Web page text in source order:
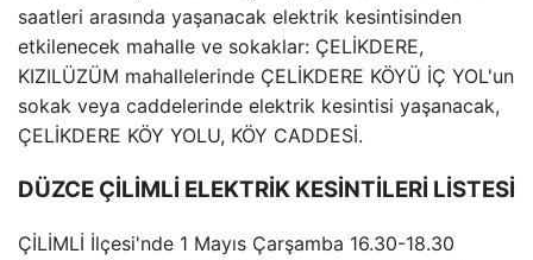
saatleri arasında yaşanacak elektrik kesintisinden
etkilenecek mahalle ve sokaklar: ÇELİKDERE,
KIZILÜZÜM mahallelerinde ÇELİKDERE KÖYÜ İÇ YOL'un
sokak veya caddelerinde elektrik kesintisi yaşanacak,
ÇELİKDERE KÖY YOLU, KÖY CADDESİ.
DÜZCE ÇİLİMLİ ELEKTRİK KESİNTİLERİ LİSTESİ
ÇİLİMLİ İlçesi'nde 1 Mayıs Çarşamba 16.30-18.30